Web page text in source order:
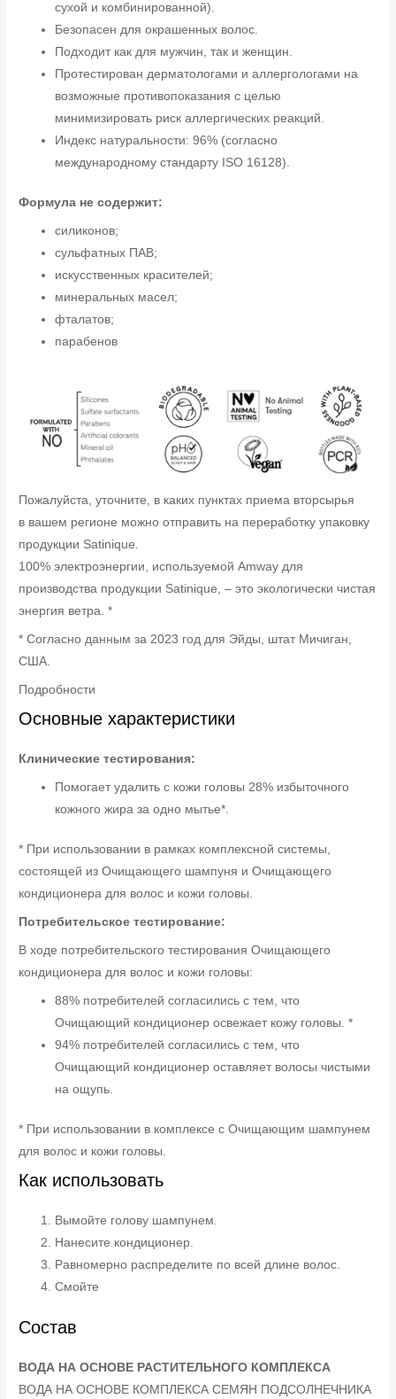
сухой и комбинированной).
Безопасен для окрашенных волос.
Подходит как для мужчин, так и женщин.
Протестирован дерматологами и аллергологами на
возможные противопоказания с целью
минимизировать риск аллергических реакций.
Индекс натуральности: 96% (согласно
международному стандарту ISO 16128).
Формула не содержит:
силиконов;
сульфатных ПАВ;
искусственных красителей;
минеральных масел;
фталатов;
парабенов
Пожалуйста, уточните, в каких пунктах приема вторсырья
в вашем регионе можно отправить на переработку упаковку
продукции Satinique.
100% электроэнергии, используемой Amway для
производства продукции Satinique, – это экологически чистая
энергия ветра. *
* Согласно данным за 2023 год для Эйды, штат Мичиган,
США.
Подробности
Основные характеристики
Клинические тестирования:
Помогает удалить с кожи головы 28% избыточного
кожного жира за одно мытье*.
* При использовании в рамках комплексной системы,
состоящей из Очищающего шампуня и Очищающего
кондиционера для волос и кожи головы.
Потребительское тестирование:
В ходе потребительского тестирования Очищающего
кондиционера для волос и кожи головы:
88% потребителей согласились с тем, что
Очищающий кондиционер освежает кожу головы. *
94% потребителей согласились с тем, что
Очищающий кондиционер оставляет волосы чистыми
на ощупь.
* При использовании в комплексе с Очищающим шампунем
для волос и кожи головы.
Как использовать
Вымойте голову шампунем.
Нанесите кондиционер.
Равномерно распределите по всей длине волос.
Смойте
Состав
ВОДА НА ОСНОВЕ РАСТИТЕЛЬНОГО КОМПЛЕКСА
ВОДА НА ОСНОВЕ КОМПЛЕКСА СЕМЯН ПОДСОЛНЕЧНИКА